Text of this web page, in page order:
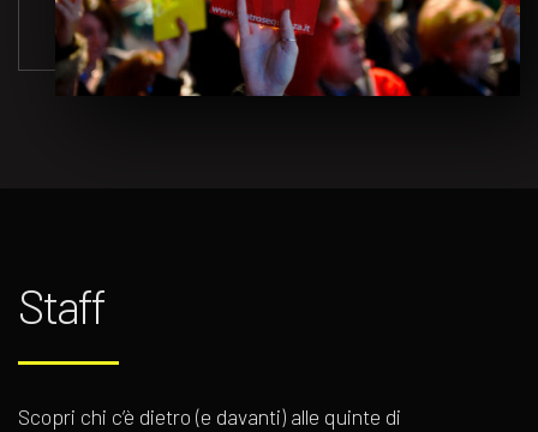
Staff
Scopri chi c’è dietro (e davanti) alle quinte di